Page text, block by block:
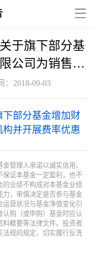
于旗下部分基
公司为销售机
公告
：2018-09-03
部分基金增加财
并开展费率优惠
管理人承诺以诚实信用、
保证本基金一定盈利，也不
的业绩不构成对本基金业绩
力，审慎决定是否参与基金
营状况与基金净值变化引
购（或申购）基金时应认
料概要等法律文件。投资者
法规的规定，切实履行反洗